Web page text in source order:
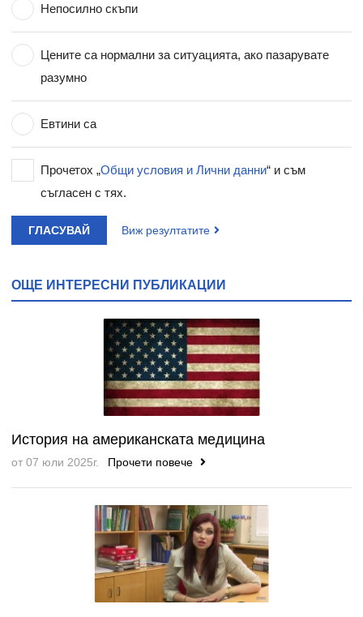
Непосилно скъпи
Цените са нормални за ситуацията, ако пазарувате
разумно
Евтини са
Прочетох „Общи условия и Лични данни“ и съм
съгласен с тях.
ГЛАСУВАЙ Виж резултатите
ОЩЕ ИНТЕРЕСНИ ПУБЛИКАЦИИ
История на американската медицина
от 07 юли 2025г. Прочети повече